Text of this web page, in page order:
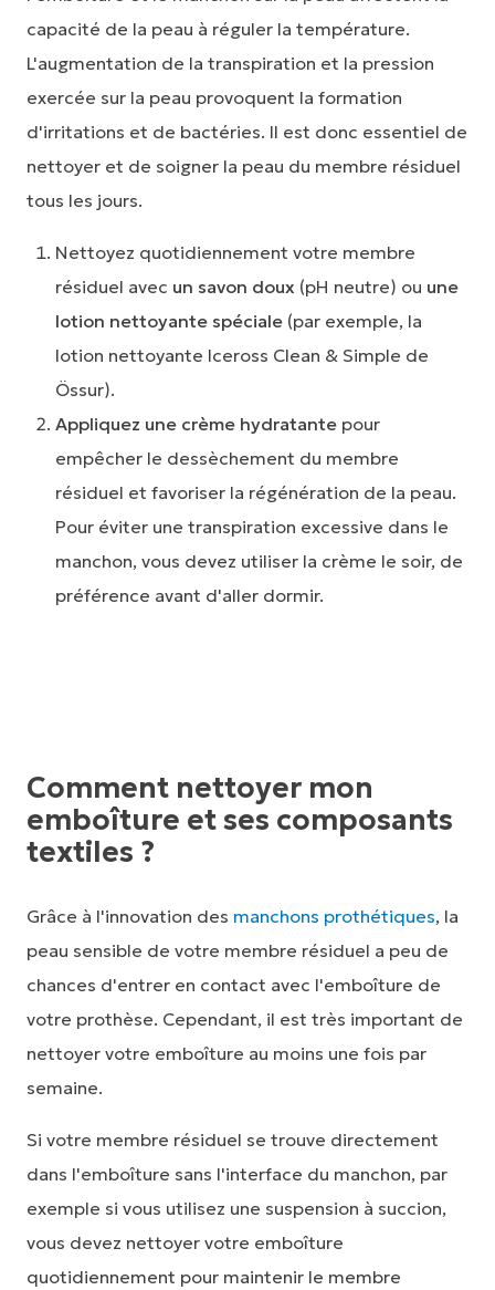
capacité de la peau à réguler la température.
L'augmentation de la transpiration et la pression
exercée sur la peau provoquent la formation
d'irritations et de bactéries. Il est donc essentiel de
nettoyer et de soigner la peau du membre résiduel
tous les jours.
Nettoyez quotidiennement votre membre
résiduel avec un savon doux (pH neutre) ou une
lotion nettoyante spéciale (par exemple, la
lotion nettoyante Iceross Clean & Simple de
Össur).
Appliquez une crème hydratante pour
empêcher le dessèchement du membre
résiduel et favoriser la régénération de la peau.
Pour éviter une transpiration excessive dans le
manchon, vous devez utiliser la crème le soir, de
préférence avant d'aller dormir.
Comment nettoyer mon
emboîture et ses composants
textiles ?
Grâce à l'innovation des manchons prothétiques, la
peau sensible de votre membre résiduel a peu de
chances d'entrer en contact avec l'emboîture de
votre prothèse. Cependant, il est très important de
nettoyer votre emboîture au moins une fois par
semaine.
Si votre membre résiduel se trouve directement
dans l'emboîture sans l'interface du manchon, par
exemple si vous utilisez une suspension à succion,
vous devez nettoyer votre emboîture
quotidiennement pour maintenir le membre